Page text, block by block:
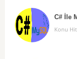
C# İle
Konu